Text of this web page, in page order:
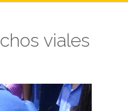
viales